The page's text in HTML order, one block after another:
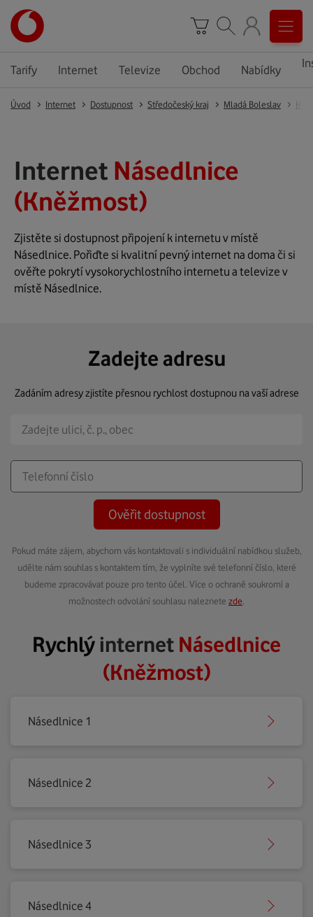
Tarify Internet Televize Obchod Nabídky
Úvod Internet Dostupnost Středočeský kraj Mladá Boleslav
Internet Násedlnice
(Kněžmost)
Zjistěte si dostupnost připojení k internetu v místě
Násedlnice. Pořiďte si kvalitní pevný internet na doma či si
ověřte pokrytí vysokorychlostního internetu a televize v
místě Násedlnice.
Zadejte adresu
Zadáním adresy zjistíte přesnou rychlost dostupnou na vaší adrese
Ověřit dostupnost
Pokud máte zájem, abychom vás kontaktovali s individuální nabídkou služeb,
udělte nám souhlas s kontaktem tím, že vyplníte své telefonní číslo, které
budeme zpracovávat pouze pro tento účel. Více o ochraně soukromí a
možnostech odvolání souhlasu naleznete zde
Rychlýinternet Násedlnice
(Kněžmost)
Násedlnice 1
Násedlnice 2
Násedlnice 3
Násedlnice 4